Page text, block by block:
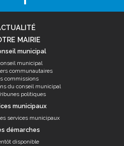
MAIRIE
municipal
municipal
communautaires
commissions
du conseil municipal
politiques
municipaux
services municipaux
démarches
disponible